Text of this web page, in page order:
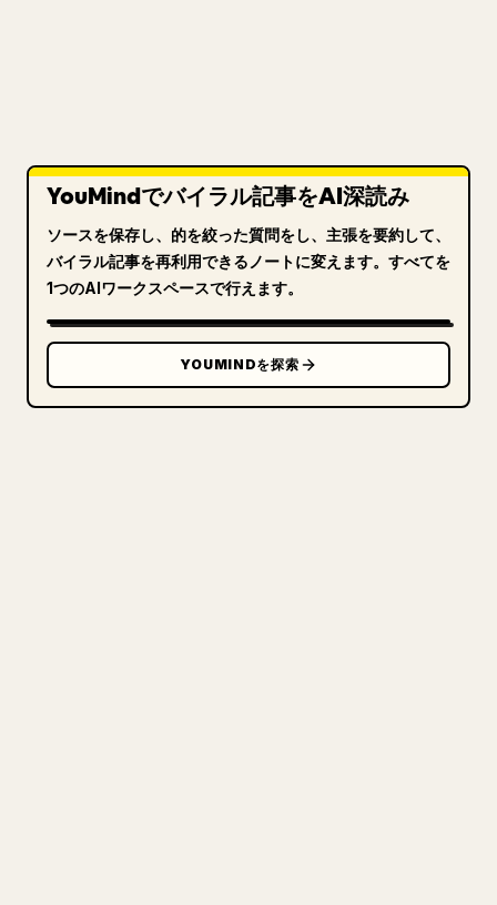
YouMindでバイラル記事をAI深読み
ソースを保存し、的を絞った質問をし、主張を要約して、
バイラル記事を再利用できるノートに変えます。すべてを
1つのAIワークスペースで行えます。
YOUMINDを探索